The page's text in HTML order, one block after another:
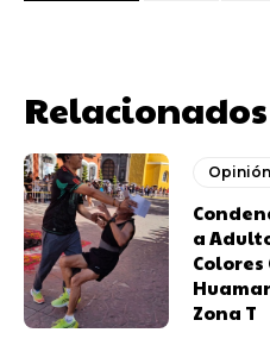
Relacionados
Opinión
a
Zona T